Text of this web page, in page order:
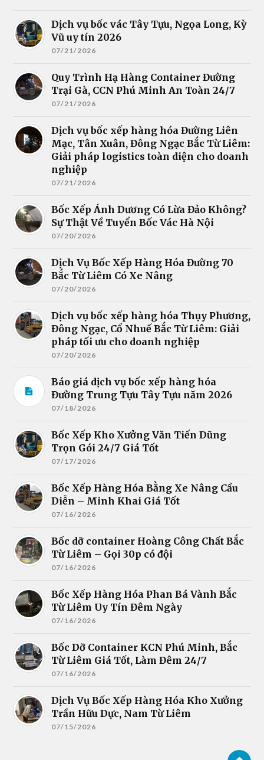
Dịch vụ bốc vác Tây Tựu, Ngọa Long, Kỳ
Vũ uy tín 2026
07/21/2026
Quy Trình Hạ Hàng Container Đường
Trại Gà, CCN Phú Minh An Toàn 24/7
07/21/2026
Dịch vụ bốc xếp hàng hóa Đường Liên
Mạc, Tân Xuân, Đông Ngạc Bắc Từ Liêm:
Giải pháp logistics toàn diện cho doanh
nghiệp
07/21/2026
Bốc Xếp Ánh Dương Có Lừa Đảo Không?
Sự Thật Về Tuyển Bốc Vác Hà Nội
07/20/2026
Dịch Vụ Bốc Xếp Hàng Hóa Đường 70
Bắc Từ Liêm Có Xe Nâng
07/20/2026
Dịch vụ bốc xếp hàng hóa Thụy Phương,
Đông Ngạc, Cổ Nhuế Bắc Từ Liêm: Giải
pháp tối ưu cho doanh nghiệp
07/20/2026
Báo giá dịch vụ bốc xếp hàng hóa
Đường Trung Tựu Tây Tựu năm 2026
07/18/2026
Bốc Xếp Kho Xưởng Văn Tiến Dũng
Trọn Gói 24/7 Giá Tốt
07/17/2026
Bốc Xếp Hàng Hóa Bằng Xe Nâng Cầu
Diễn – Minh Khai Giá Tốt
07/16/2026
Bốc dỡ container Hoàng Công Chất Bắc
Từ Liêm – Gọi 30p có đội
07/16/2026
Bốc Xếp Hàng Hóa Phan Bá Vành Bắc
Từ Liêm Uy Tín Đêm Ngày
07/16/2026
Bốc Dỡ Container KCN Phú Minh, Bắc
Từ Liêm Giá Tốt, Làm Đêm 24/7
07/16/2026
Dịch Vụ Bốc Xếp Hàng Hóa Kho Xưởng
Trần Hữu Dực, Nam Từ Liêm
07/15/2026